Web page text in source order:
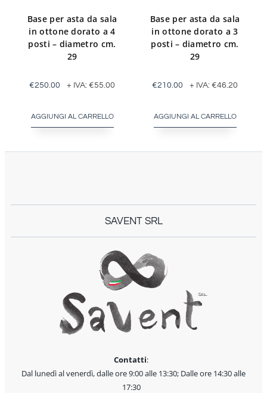
Base per asta da sala
in ottone dorato a 4
posti – diametro cm.
29
€250.00 + IVA: €55.00
AGGIUNGI AL CARRELLO
Base per asta da sala
in ottone dorato a 3
posti – diametro cm.
29
€210.00 + IVA: €46.20
AGGIUNGI AL CARRELLO
SAVENT SRL
Contatti:
Dal lunedì al venerdì, dalle ore 9:00 alle 13:30; Dalle ore 14:30 alle
17:30